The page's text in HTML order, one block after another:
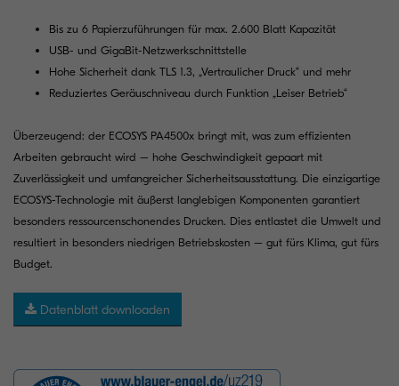
Bis zu 6 Papierzuführungen für max. 2.600 Blatt Kapazität
USB- und GigaBit-Netzwerkschnittstelle
Hohe Sicherheit dank TLS 1.3, „Vertraulicher Druck“ und mehr
Reduziertes Geräuschniveau durch Funktion „Leiser Betrieb“
Überzeugend: der ECOSYS PA4500x bringt mit, was zum effizienten
Arbeiten gebraucht wird – hohe Geschwindigkeit gepaart mit
Zuverlässigkeit und umfangreicher Sicherheitsausstattung. Die einzigartige
ECOSYS-Technologie mit äußerst langlebigen Komponenten garantiert
besonders ressourcenschonendes Drucken. Dies entlastet die Umwelt und
resultiert in besonders niedrigen Betriebskosten – gut fürs Klima, gut fürs
Budget.
Datenblatt downloaden